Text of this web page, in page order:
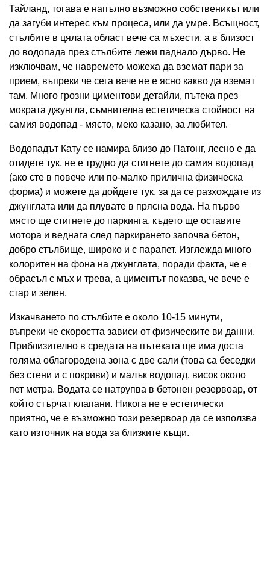
Тайланд, тогава е напълно възможно собственикът или
да загуби интерес към процеса, или да умре. Всъщност,
стълбите в цялата област вече са мъхести, а в близост
до водопада през стълбите лежи паднало дърво. Не
изключвам, че навремето можеха да вземат пари за
прием, въпреки че сега вече не е ясно какво да вземат
там. Много грозни циментови детайли, пътека през
мократа джунгла, съмнителна естетическа стойност на
самия водопад - място, меко казано, за любител.
Водопадът Кату се намира близо до Патонг, лесно е да
отидете тук, не е трудно да стигнете до самия водопад
(ако сте в повече или по-малко прилична физическа
форма) и можете да дойдете тук, за да се разхождате из
джунглата или да плувате в прясна вода. На първо
място ще стигнете до паркинга, където ще оставите
мотора и веднага след паркирането започва бетон,
добро стълбище, широко и с парапет. Изглежда много
колоритен на фона на джунглата, поради факта, че е
обрасъл с мъх и трева, а циментът показва, че вече е
стар и зелен.
Изкачването по стълбите е около 10-15 минути,
въпреки че скоростта зависи от физическите ви данни.
Приблизително в средата на пътеката ще има доста
голяма облагородена зона с две сали (това са беседки
без стени и с покриви) и малък водопад, висок около
пет метра. Водата се натрупва в бетонен резервоар, от
който стърчат клапани. Никога не е естетически
приятно, че е възможно този резервоар да се използва
като източник на вода за близките къщи.